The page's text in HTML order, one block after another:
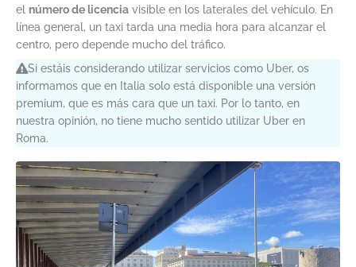
el número de licencia visible en los laterales del vehículo. En
línea general, un taxi tarda una media hora para alcanzar el
centro, pero depende mucho del tráfico.
Si estáis considerando utilizar servicios como Uber, os
informamos que en Italia solo está disponible una versión
premium, que es más cara que un taxi. Por lo tanto, en
nuestra opinión, no tiene mucho sentido utilizar Uber en
Roma.